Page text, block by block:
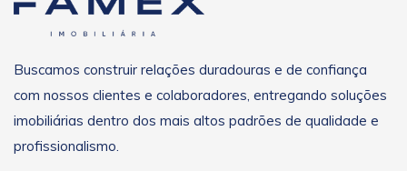
Buscamos construir relações duradouras e de confiança
com nossos clientes e colaboradores, entregando soluções
imobiliárias dentro dos mais altos padrões de qualidade e
profissionalismo.